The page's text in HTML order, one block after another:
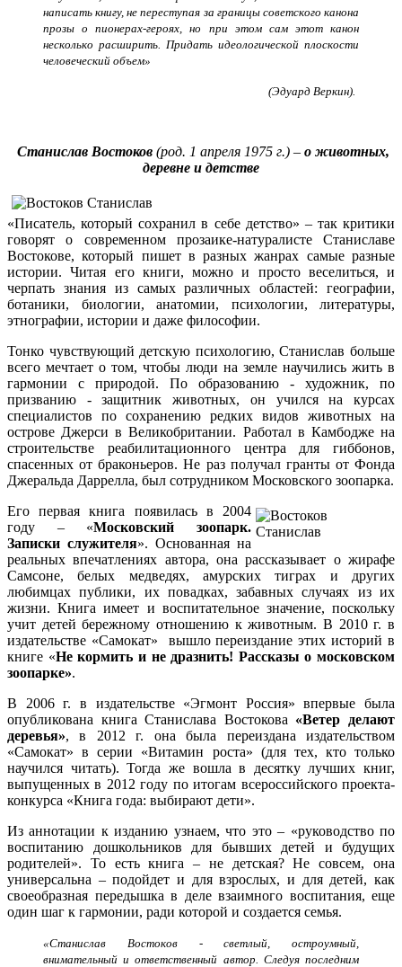
написать книгу, не переступая за границы советского канона
прозы о пионерах-героях, но при этом сам этот канон
несколько расширить. Придать идеологической плоскости
человеческий объем»
(Эдуард Веркин).
Станислав Востоков (род. 1 апреля 1975 г.) – о животных,
деревне и детстве
«Писатель, который сохранил в себе детство» – так критики
говорят о современном прозаике-натуралисте Станиславе
Востокове, который пишет в разных жанрах самые разные
истории. Читая его книги, можно и просто веселиться, и
черпать знания из самых различных областей: географии,
ботаники, биологии, анатомии, психологии, литературы,
этнографии, истории и даже философии.
Тонко чувствующий детскую психологию, Станислав больше
всего мечтает о том, чтобы люди на земле научились жить в
гармонии с природой. По образованию - художник, по
призванию - защитник животных, он учился на курсах
специалистов по сохранению редких видов животных на
острове Джерси в Великобритании. Работал в Камбодже на
строительстве реабилитационного центра для гиббонов,
спасенных от браконьеров. Не раз получал гранты от Фонда
Джеральда Даррелла, был сотрудником Московского зоопарка.
Его первая книга появилась в 2004
году – «Московский зоопарк.
Записки служителя». Основанная на
реальных впечатлениях автора, она рассказывает о жирафе
Самсоне, белых медведях, амурских тиграх и других
любимцах публики, их повадках, забавных случаях из их
жизни. Книга имеет и воспитательное значение, поскольку
учит детей бережному отношению к животным. В 2010 г. в
издательстве «Самокат» вышло переиздание этих историй в
книге «Не кормить и не дразнить! Рассказы о московском
зоопарке».
В 2006 г. в издательстве «Эгмонт Россия» впервые была
опубликована книга Станислава Востокова «Ветер делают
деревья», в 2012 г. она была переиздана издательством
«Самокат» в серии «Витамин роста» (для тех, кто только
научился читать). Тогда же вошла в десятку лучших книг,
выпущенных в 2012 году по итогам всероссийского проекта-
конкурса «Книга года: выбирают дети».
Из аннотации к изданию узнаем, что это – «руководство по
воспитанию дошкольников для бывших детей и будущих
родителей». То есть книга – не детская? Не совсем, она
универсальна – подойдет и для взрослых, и для детей, как
своеобразная передышка в деле взаимного воспитания, еще
один шаг к гармонии, ради которой и создается семья.
«Станислав Востоков - светлый, остроумный,
внимательный и ответственный автор. Следуя последним